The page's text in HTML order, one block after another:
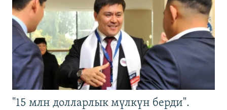
"15 млн долларлык мүлкүн берди".